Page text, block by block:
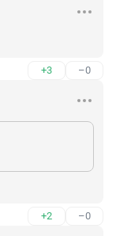
+3 –0
+2 –0